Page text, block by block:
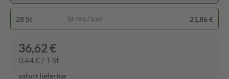
28 St (0,78 € / 1 St) 21,86 €
36,62 €
0,44 € / 1 St
sofort lieferbar